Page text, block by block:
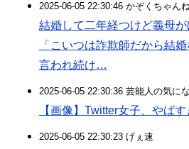
2025-06-05 22:30:46 かぞくちゃん
結婚して二年経つけど義母
「こいつは詐欺師だから結
言われ続け…
2025-06-05 22:30:36 芸能人の気に
【画像】Twitter女子、やば
2025-06-05 22:30:23 げぇ速